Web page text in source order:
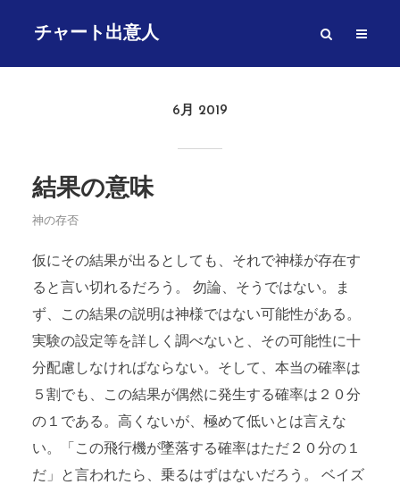
チャート出意人
6月 2019
結果の意味
神の存否
仮にその結果が出るとしても、それで神様が存在す
ると言い切れるだろう。 勿論、そうではない。ま
ず、この結果の説明は神様ではない可能性がある。
実験の設定等を詳しく調べないと、その可能性に十
分配慮しなければならない。そして、本当の確率は
５割でも、この結果が偶然に発生する確率は２０分
の１である。高くないが、極めて低いとは言えな
い。「この飛行機が墜落する確率はただ２０分の１
だ」と言われたら、乗るはずはないだろう。 ベイズ